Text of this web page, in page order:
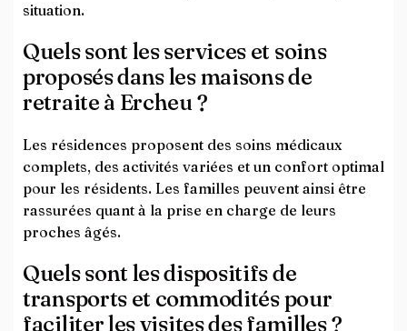
situation.
Quels sont les services et soins
proposés dans les maisons de
retraite à Ercheu ?
Les résidences proposent des soins médicaux
complets, des activités variées et un confort optimal
pour les résidents. Les familles peuvent ainsi être
rassurées quant à la prise en charge de leurs
proches âgés.
Quels sont les dispositifs de
transports et commodités pour
faciliter les visites des familles ?